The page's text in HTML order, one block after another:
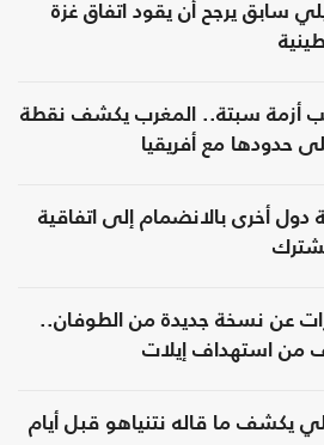
سابق يرجح أن يقود اتفاق غزة
أزمة سبتة.. المغرب يكشف نقطة
حدودها مع أفريقيا
دول أخرى بالانضمام إلى اتفاقية
عن نسخة جديدة من الطوفان..
من استهداف إيلات
يكشف ما قاله نتنياهو قبل أيام